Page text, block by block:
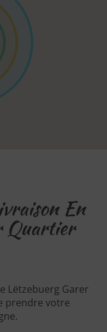
En
Quartier
Lëtzebuerg Garer
prendre votre